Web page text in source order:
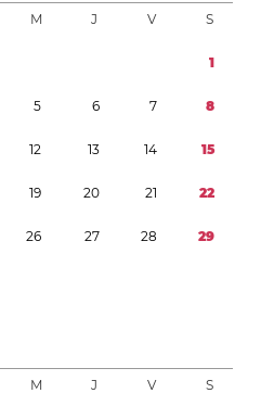
M J V S
1
5 6 7 8
12 13 14 15
19 20 21 22
26 27 28 29
M J V S